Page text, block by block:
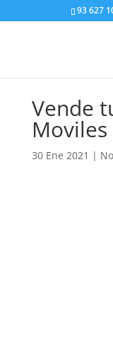
93 627
Vende
Moviles
30 Ene 2021 |